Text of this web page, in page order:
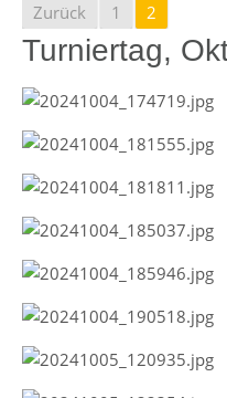
Zurück 1 2
Turniertag,